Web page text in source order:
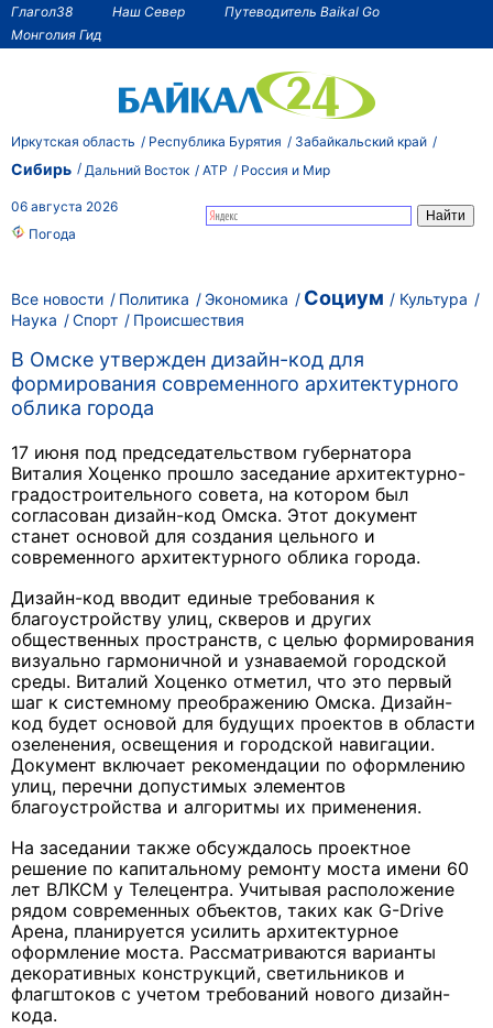
Глагол38 Наш Север
Путеводитель Baikal Go
Монголия Гид
Иркутская область Республика Бурятия Забайкальский край
Сибирь Дальний Восток АТР Россия и Мир
06 августа 2026
Погода
Все новости Политика Экономика Социум
Культура
Наука
Спорт Происшествия
В Омске утвержден дизайн-код для
формирования современного архитектурного
облика города
17 июня под председательством губернатора
Виталия Хоценко прошло заседание архитектурно-
градостроительного совета, на котором был
согласован дизайн-код Омска. Этот документ
станет основой для создания цельного и
современного архитектурного облика города.
Дизайн-код вводит единые требования к
благоустройству улиц, скверов и других
общественных пространств, с целью формирования
визуально гармоничной и узнаваемой городской
среды. Виталий Хоценко отметил, что это первый
шаг к системному преображению Омска. Дизайн-
код будет основой для будущих проектов в области
озеленения, освещения и городской навигации.
Документ включает рекомендации по оформлению
улиц, перечни допустимых элементов
благоустройства и алгоритмы их применения.
На заседании также обсуждалось проектное
решение по капитальному ремонту моста имени 60
лет ВЛКСМ у Телецентра. Учитывая расположение
рядом современных объектов, таких как G-Drive
Арена, планируется усилить архитектурное
оформление моста. Рассматриваются варианты
декоративных конструкций, светильников и
флагштоков с учетом требований нового дизайн-
кода.